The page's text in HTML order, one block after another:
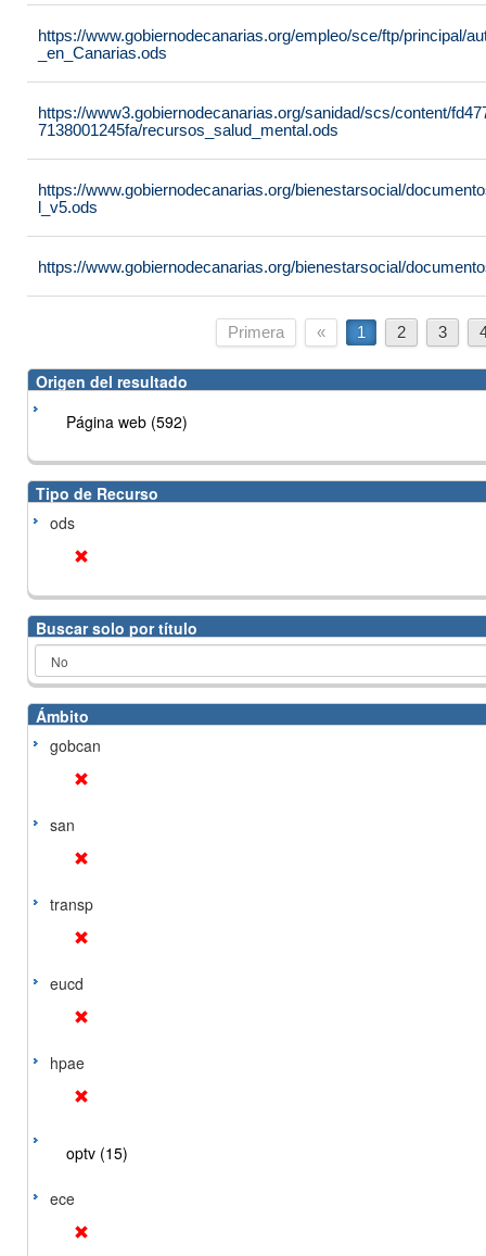
https://www.gobiernodecanarias.org/empleo/sce/ftp/principal/
_en_Canarias.ods
https://www3.gobiernodecanarias.org/sanidad/scs/content/
7138001245fa/recursos_salud_mental.ods
https://www.gobiernodecanarias.org/bienestarsocial/
l_v5.ods
https://www.gobiernodecanarias.org/bienestarsocial/
Primera « 1 2 3
Origen del resultado
Página web (592)
Tipo de Recurso
ods
Buscar solo por título
Ámbito
gobcan
san
transp
eucd
hpae
optv (15)
ece